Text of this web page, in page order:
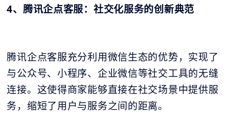
4、腾讯企点客服：社交化服务的创新典范
腾讯企点客服充分利用微信生态的优势，实现了
与公众号、小程序、企业微信等社交工具的无缝
连接。这使得商家能够直接在社交场景中提供服
务，缩短了用户与服务之间的距离。